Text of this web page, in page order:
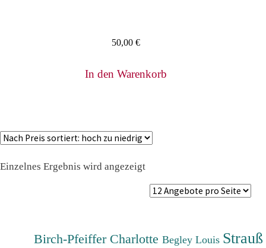
50,00 €
In den Warenkorb
Einzelnes Ergebnis wird angezeigt
Birch-Pfeiffer CharlotteBegley Louis Strauß